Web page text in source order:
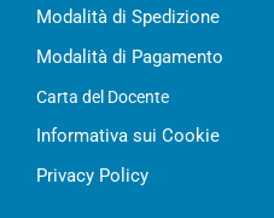
Modalità di Spedizione
Modalità di Pagamento
Carta del Docente
Informativa sui Cookie
Privacy Policy